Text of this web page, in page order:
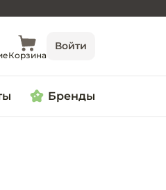
Корзина
Войти
Бренды